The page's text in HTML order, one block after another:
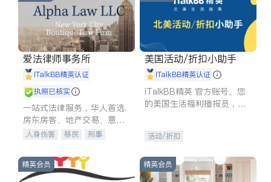
爱法律师事务所
iTalkBB精英认证
执照已核实
一站式法律服务，华人首选.
房东房客、地产交易、意外
伤害、车祸重伤、商业诉
建筑合同、刑事案件全包办
人身伤害 移民
刑事
信托/遗嘱
商业
索赔
律师-其它 保释
美国活动/折扣小助手
iTalkBB精英认证
iTalkBB精英 官方账号。您
的美国生活福利播报员，精
专属福利。
活动/折扣
精英会员 精英会员